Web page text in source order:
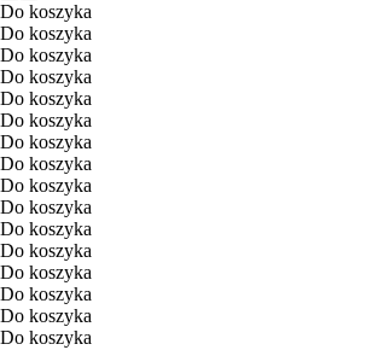
Do koszyka
Do koszyka
Do koszyka
Do koszyka
Do koszyka
Do koszyka
Do koszyka
Do koszyka
Do koszyka
Do koszyka
Do koszyka
Do koszyka
Do koszyka
Do koszyka
Do koszyka
Do koszyka